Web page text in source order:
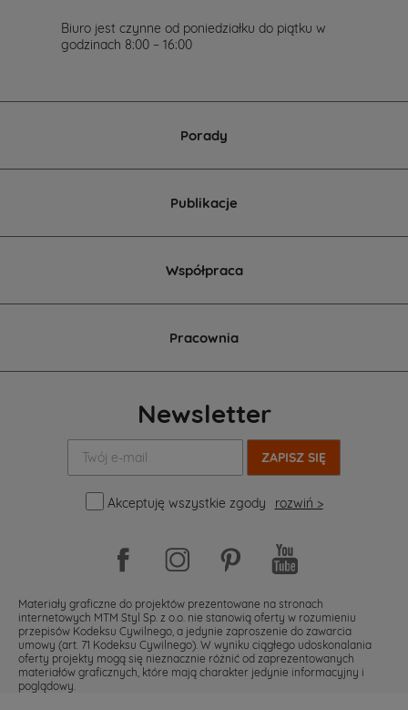
Biuro jest czynne od poniedziałku do piątku w
godzinach 8:00 – 16:00
Porady
Publikacje
Współpraca
Pracownia
Newsletter
mail:
Akceptuję wszystkie zgody
rozwiń >
Materiały graficzne do projektów prezentowane na stronach
internetowych MTM Styl Sp. z o.o. nie stanowią oferty w rozumieniu
przepisów Kodeksu Cywilnego, a jedynie zaproszenie do zawarcia
umowy (art. 71 Kodeksu Cywilnego). W wyniku ciągłego udoskonalania
oferty projekty mogą się nieznacznie różnić od zaprezentowanych
materiałów graficznych, które mają charakter jedynie informacyjny i
poglądowy.